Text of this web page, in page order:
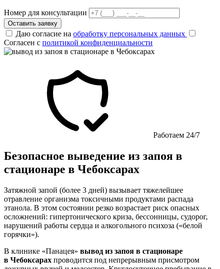
Номер для консультации
Оставить заявку
Даю согласие на обработку персональных данных
Согласен с политикой конфиденциальности
Работаем 24/7
Безопасное выведение из запоя в
стационаре в Чебоксарах
Затяжной запой (более 3 дней) вызывает тяжелейшее
отравление организма токсичными продуктами распада
этанола. В этом состоянии резко возрастает риск опасных
осложнений: гипертонического криза, бессонницы, судорог,
нарушений работы сердца и алкогольного психоза («белой
горячки»).
В клинике «Панацея» вывод из запоя в стационаре
в Чебоксарах проводится под непрерывным присмотром